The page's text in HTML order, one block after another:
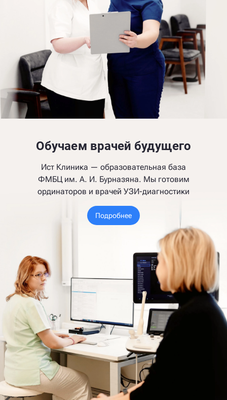
Обучаем врачей будущего
Ист Клиника — образовательная база
ФМБЦ им. А. И. Бурназяна. Мы готовим
ординаторов и врачей УЗИ-диагностики
Подробнее